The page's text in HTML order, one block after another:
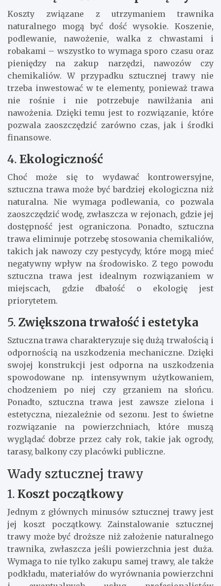
Koszty związane z utrzymaniem trawnika
naturalnego mogą być dość wysokie. Koszenie,
podlewanie, nawożenie, walka z chwastami i
robakami – wszystko to wymaga sporo czasu oraz
pieniędzy na zakup narzędzi, nawozów czy
chemikaliów. W przypadku sztucznej trawy nie
trzeba inwestować w te elementy, ponieważ trawa
nie rośnie i nie potrzebuje nawilżania ani
nawożenia. Dzięki temu jest to rozwiązanie, które
pozwala zaoszczędzić zarówno czas, jak i środki
finansowe.
4. Ekologiczność
Choć może się to wydawać kontrowersyjne,
sztuczna trawa może być bardziej ekologiczna niż
naturalna. Nie wymaga podlewania, co pozwala
zaoszczędzić wodę, zwłaszcza w rejonach, gdzie jej
dostępność jest ograniczona. Ponadto, sztuczna
trawa eliminuje potrzebę stosowania chemikaliów,
takich jak nawozy czy pestycydy, które mogą mieć
negatywny wpływ na środowisko. Z tego powodu
sztuczna trawa jest idealnym rozwiązaniem w
miejscach, gdzie dbałość o ekologię jest
priorytetem.
5. Zwiększona trwałość i estetyka
Sztuczna trawa charakteryzuje się dużą trwałością i
odpornością na uszkodzenia mechaniczne. Dzięki
swojej konstrukcji jest odporna na uszkodzenia
spowodowane np. intensywnym użytkowaniem,
chodzeniem po niej czy grzaniem na słońcu.
Ponadto, sztuczna trawa jest zawsze zielona i
estetyczna, niezależnie od sezonu. Jest to świetne
rozwiązanie na powierzchniach, które muszą
wyglądać dobrze przez cały rok, takie jak ogrody,
tarasy, balkony czy placówki publiczne.
Wady sztucznej trawy
1. Koszt początkowy
Jednym z głównych minusów sztucznej trawy jest
jej koszt początkowy. Zainstalowanie sztucznej
trawy może być droższe niż założenie naturalnego
trawnika, zwłaszcza jeśli powierzchnia jest duża.
Wymaga to nie tylko zakupu samej trawy, ale także
podkładu, materiałów do wyrównania powierzchni